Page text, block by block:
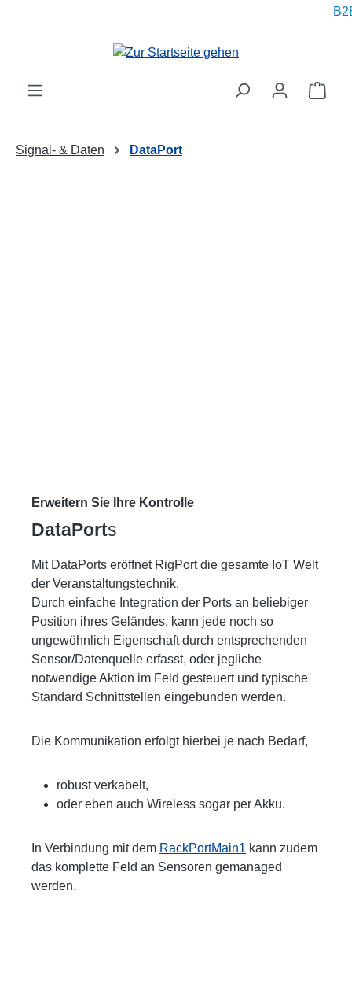
Signal- & Daten DataPort
Erweitern Sie Ihre Kontrolle
DataPorts
Mit DataPorts eröffnet RigPort die gesamte IoT Welt
der Veranstaltungstechnik.
Durch einfache Integration der Ports an beliebiger
Position ihres Geländes, kann jede noch so
ungewöhnlich Eigenschaft durch entsprechenden
Sensor/Datenquelle erfasst, oder jegliche
notwendige Aktion im Feld gesteuert und typische
Standard Schnittstellen eingebunden werden.
Die Kommunikation erfolgt hierbei je nach Bedarf,
robust verkabelt,
oder eben auch Wireless sogar per Akku.
In Verbindung mit dem RackPortMain1 kann zudem
das komplette Feld an Sensoren gemanaged
werden.